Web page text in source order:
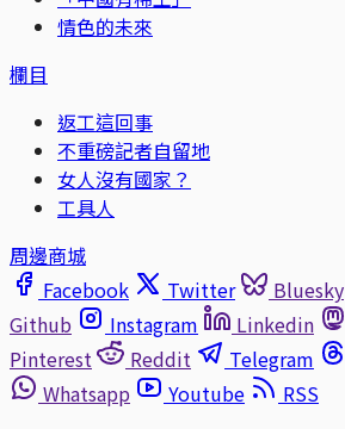
情色的未來
欄目
返工這回事
不重磅記者自留地
女人沒有國家？
工具人
周邊商城
Facebook
Twitter Bluesky
Github
Instagram Linkedin
Pinterest
Reddit Telegram
Whatsapp
Youtube RSS